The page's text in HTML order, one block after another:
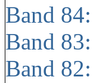
Band
Band
Band